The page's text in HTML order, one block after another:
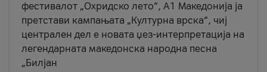
фестивалот „Охридско лето“, А1 Македонија ја
претстави кампањата „Културна врска“, чиј
централен дел е новата џез-интерпретација на
легендарната македонска народна песна
„Билјан